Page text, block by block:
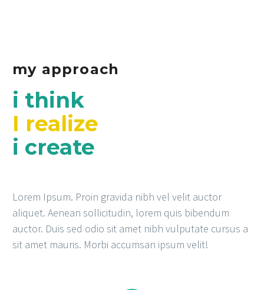
my approach
i think
I realize
i create
Lorem Ipsum. Proin gravida nibh vel velit auctor
aliquet. Aenean sollicitudin, lorem quis bibendum
auctor. Duis sed odio sit amet nibh vulputate cursus a
sit amet mauris. Morbi accumsan ipsum velit!